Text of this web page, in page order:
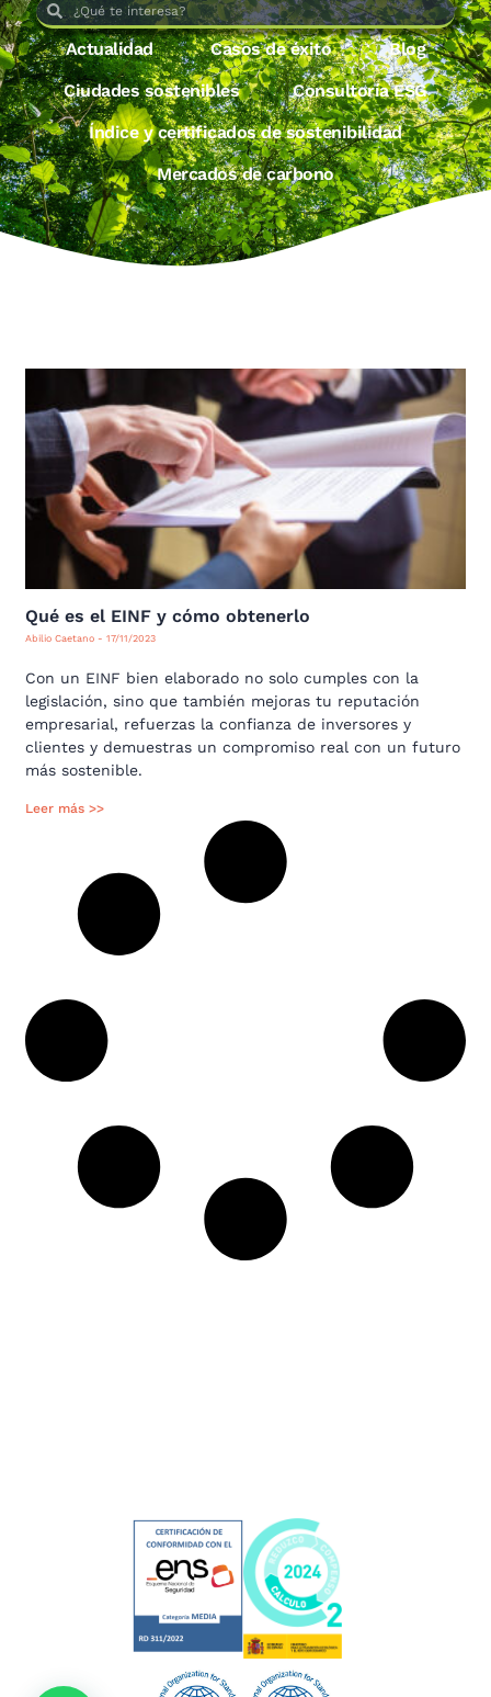
Actualidad Casos de éxito
Blog
Ciudades sostenibles
Consultoría ESG
Índice y certificados de sostenibilidad
Mercados de carbono
Qué es el EINF y cómo obtenerlo
Abilio Caetano 17/11/2023
Con un EINF bien elaborado no solo cumples con la
legislación, sino que también mejoras tu reputación
empresarial, refuerzas la confianza de inversores y
clientes y demuestras un compromiso real con un futuro
más sostenible.
Leer más >>